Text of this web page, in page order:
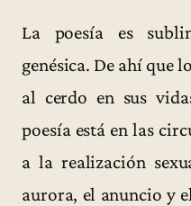
La poesía es
genésica. De ahí que
al cerdo en sus
poesía está en las
a la realización
aurora, el anuncio y